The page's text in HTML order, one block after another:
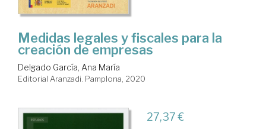
Medidas legales y fiscales para la
creación de empresas
Delgado García, Ana María
Editorial Aranzadi. Pamplona, 2020
27,37 €